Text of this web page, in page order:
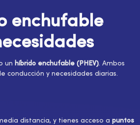
enchufable
un híbrido enchufable (PHEV). Ambos
conducción y necesidades diarias.
distancia, y tienes acceso a puntos